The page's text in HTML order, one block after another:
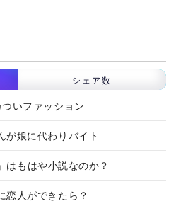
シェア数
いファッション
が娘に代わりバイト
はもはや小説なのか？
恋人ができたら？